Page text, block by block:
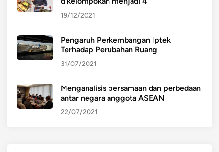
19/12/2021
Pengaruh Perkembangan Iptek
Terhadap Perubahan Ruang
31/07/2021
Menganalisis persamaan dan perbedaan
antar negara anggota ASEAN
22/07/2021